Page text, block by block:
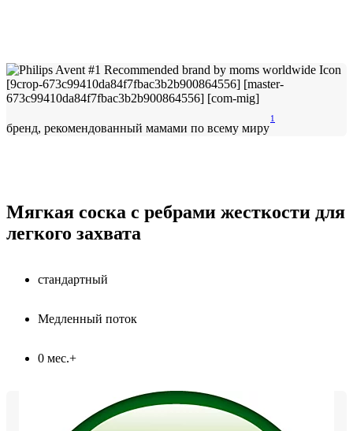
бренд, рекомендованный мамами по всему миру
1
Мягкая соска с ребрами жесткости для
легкого захвата
стандартный
Медленный поток
0 мес.+